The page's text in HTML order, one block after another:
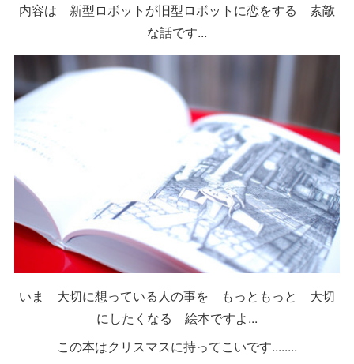
内容は 新型ロボットが旧型ロボットに恋をする 素敵
な話です...
いま 大切に想っている人の事を もっともっと 大切
にしたくなる 絵本ですよ...
この本はクリスマスに持ってこいです........